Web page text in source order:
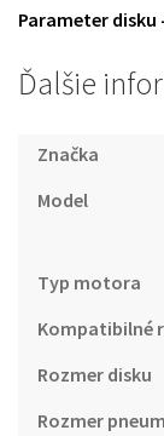
Parameter disku
Ďalšie
Značka
Model
Typ motora
Kompatibilné
Rozmer disku
Rozmer